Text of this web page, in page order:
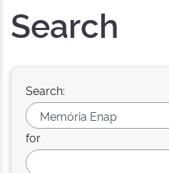
Search
Search:
for